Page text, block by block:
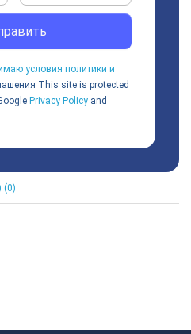
условия политики и
This site is protected
Privacy Policy and
(0)